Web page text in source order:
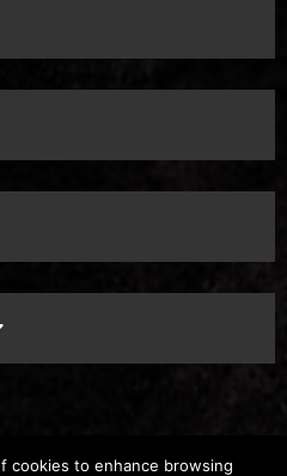
cookies to enhance browsing